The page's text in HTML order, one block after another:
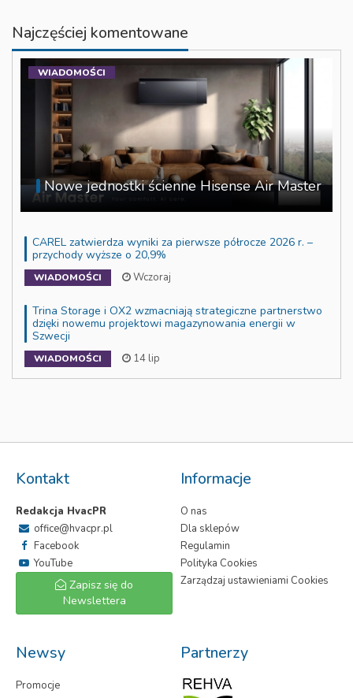
Najczęściej komentowane
Nowe jednostki ścienne Hisense Air Master
WIADOMOŚCI
CAREL zatwierdza wyniki za pierwsze półrocze 2026 r. –
przychody wyższe o 20,9%
WIADOMOŚCI Wczoraj
Trina Storage i OX2 wzmacniają strategiczne partnerstwo
dzięki nowemu projektowi magazynowania energii w
Szwecji
WIADOMOŚCI 14 lip
Kontakt
Redakcja HvacPR
office@hvacpr.pl
Facebook
YouTube
Zapisz się do
Newslettera
Informacje
O nas
Dla sklepów
Regulamin
Polityka Cookies
Zarządzaj ustawieniami Cookies
Newsy
Promocje
Partnerzy